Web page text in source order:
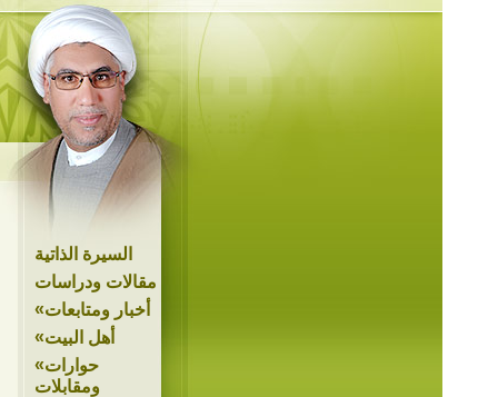
السيرة الذاتية
مقالات ودراسات
»أخبار ومتابعات
»أهل البيت
»حوارات
ومقابلات